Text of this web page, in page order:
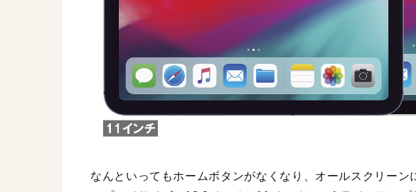
なんといってもホームボタンがなくなり、オールスクリーン